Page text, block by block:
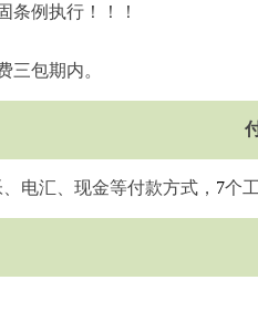
条例执行！！！
三包期内。
电汇、现金等付款方式， 7个